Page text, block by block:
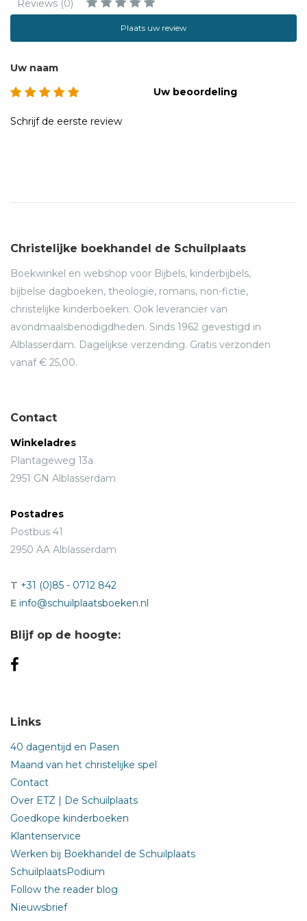
Reviews (0)
Plaats uw review
Uw naam
Uw beoordeling
Schrijf de eerste review
Christelijke boekhandel de Schuilplaats
Boekwinkel en webshop voor Bijbels, kinderbijbels,
bijbelse dagboeken, theologie, romans, non-fictie,
christelijke kinderboeken. Ook leverancier van
avondmaalsbenodigdheden. Sinds 1962 gevestigd in
Alblasserdam. Dagelijkse verzending. Gratis verzonden
vanaf € 25,00.
Contact
Winkeladres
Plantageweg 13a
2951 GN Alblasserdam
Postadres
Postbus 41
2950 AA Alblasserdam
T +31 (0)85 - 0712 842
E info@schuilplaatsboeken.nl
Blijf op de hoogte:
Links
40 dagentijd en Pasen
Maand van het christelijke spel
Contact
Over ETZ | De Schuilplaats
Goedkope kinderboeken
Klantenservice
Werken bij Boekhandel de Schuilplaats
SchuilplaatsPodium
Follow the reader blog
Nieuwsbrief